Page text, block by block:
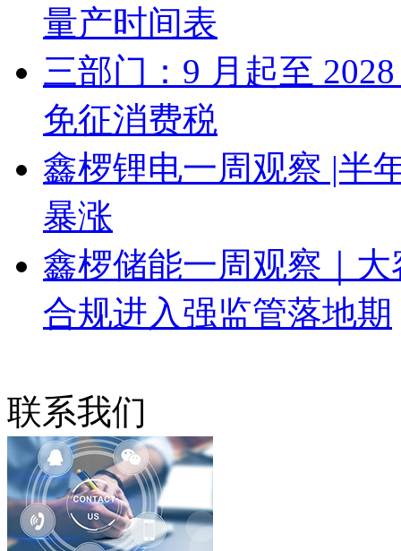
量产时间表
三部门：9 月起至
免征消费税
鑫椤锂电一周观察 |半
暴涨
鑫椤储能一周观察｜
合规进入强监管落地期
联系我们